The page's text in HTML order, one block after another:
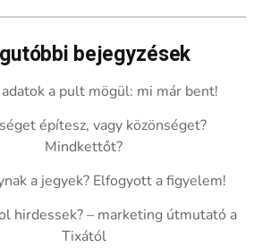
bejegyzések
a pult mögül: mi már bent!
építesz, vagy közönséget?
Mindkettőt?
a jegyek? Elfogyott a figyelem!
hirdessek? – marketing útmutató a
Tixától